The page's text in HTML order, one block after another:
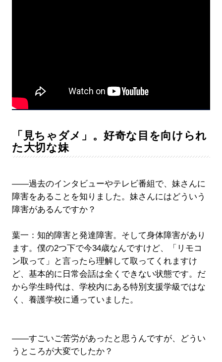
「見ちゃダメ」。好奇な目を向けられ
た大切な妹
――過去のインタビューやテレビ番組で、妹さんに
障害をあることを知りました。妹さんにはどういう
障害があるんですか？
葉一：知的障害と発達障害。そして身体障害があり
ます。僕の2つ下で今34歳なんですけど、「リモコ
ン取って」と言ったら理解して取ってくれますけ
ど、基本的に日常会話は全くできない状態です。だ
から学生時代は、学校内にある特別支援学級ではな
く、養護学校に通っていました。
――すごいご苦労があったと思うんですが、どうい
うところが大変でしたか？